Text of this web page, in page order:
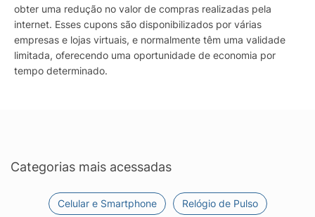
obter uma redução no valor de compras realizadas pela
internet. Esses cupons são disponibilizados por várias
empresas e lojas virtuais, e normalmente têm uma validade
limitada, oferecendo uma oportunidade de economia por
tempo determinado.
Categorias mais acessadas
Celular e Smartphone Relógio de Pulso